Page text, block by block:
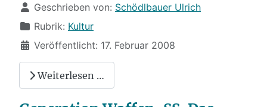
DetailsGeschrieben von: Schödlbauer Ulrich
Rubrik: Kultur
Veröffentlicht: 17. Februar 2008
Weiterlesen …